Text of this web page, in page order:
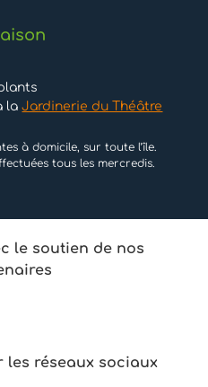
laJardinerie du Théâtre
à domicile, sur toute l’île.
tous les mercredis.
le soutien de nos
les réseaux sociaux